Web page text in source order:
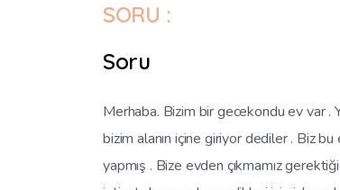
SORU :
Soru
Merhaba. Bizim bir gecekondu ev var .
bizim alanın içine giriyor dediler . Biz
yapmış . Bize evden çıkmamız